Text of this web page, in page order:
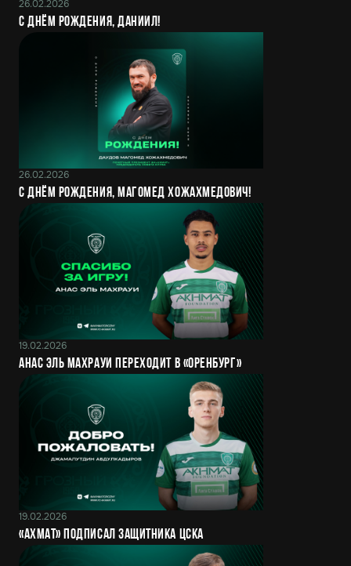
26.02.2026
С днём рождения, Даниил!
26.02.2026
С днём рождения, Магомед Хожахмедович!
19.02.2026
Анас Эль Махрауи переходит в «Оренбург»
19.02.2026
«Ахмат» подписал защитника ЦСКА